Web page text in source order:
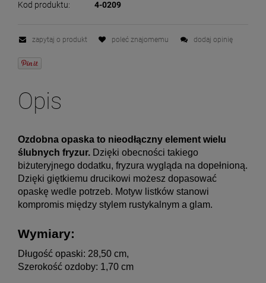
Kod produktu: 4-0209
zapytaj o produkt poleć znajomemu dodaj opinię
Opis
Ozdobna opaska to nieodłączny element wielu
ślubnych fryzur. Dzięki obecności takiego
biżuteryjnego dodatku, fryzura wygląda na dopełnioną.
Dzięki giętkiemu drucikowi możesz dopasować
opaskę wedle potrzeb. Motyw listków stanowi
kompromis między stylem rustykalnym a glam.
Wymiary:
Długość opaski: 28,50 cm,
Szerokość ozdoby: 1,70 cm